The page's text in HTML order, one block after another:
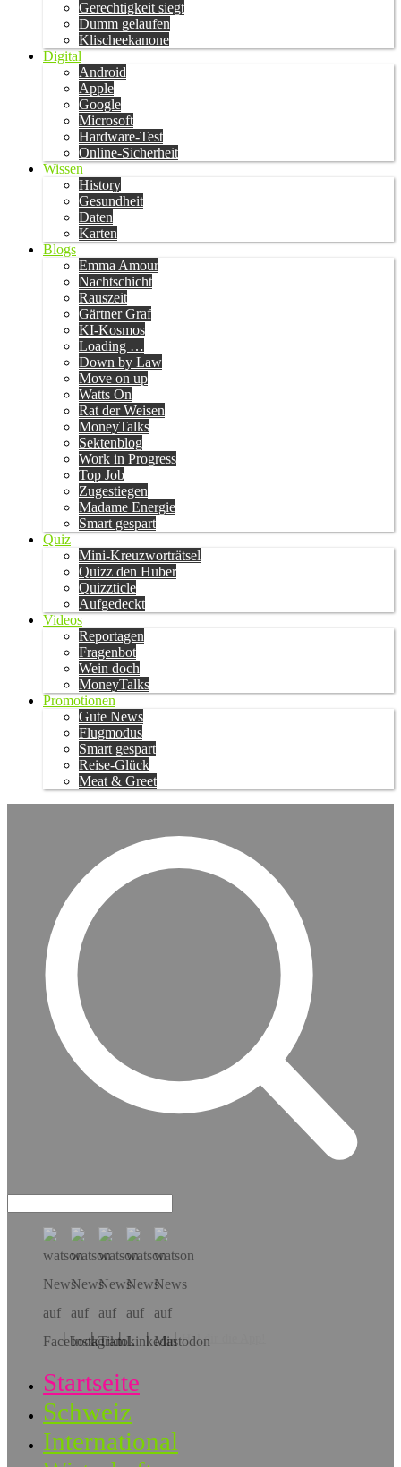
Gerechtigkeit siegt
Dumm gelaufen
Klischeekanone
Digital
Android
Apple
Google
Microsoft
Hardware-Test
Online-Sicherheit
Wissen
History
Gesundheit
Daten
Karten
Blogs
Emma Amour
Nachtschicht
Rauszeit
Gärtner Graf
KI-Kosmos
Loading …
Down by Law
Move on up
Watts On
Rat der Weisen
MoneyTalks
Sektenblog
Work in Progress
Top Job
Zugestiegen
Madame Energie
Smart gespart
Quiz
Mini-Kreuzworträtsel
Quizz den Huber
Quizzticle
Aufgedeckt
Videos
Reportagen
Fragenbot
Wein doch
MoneyTalks
Promotionen
Gute News
Flugmodus
Smart gespart
Reise-Glück
Meat & Greet
Hol dir die App!
Startseite
Schweiz
International